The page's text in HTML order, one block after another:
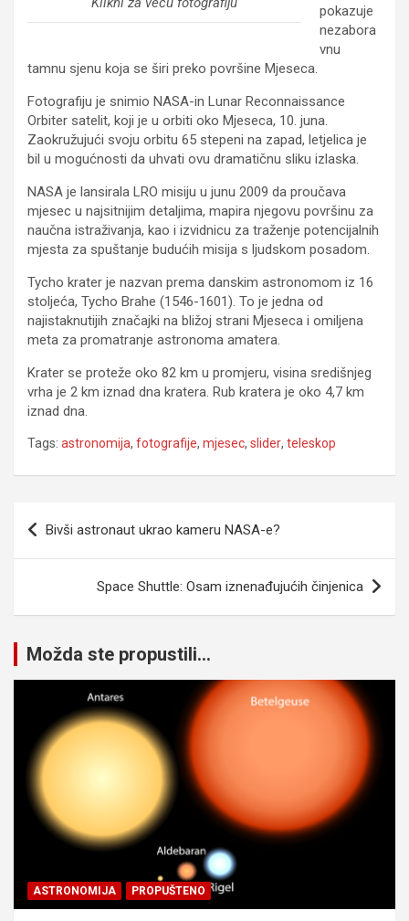
pokazuje
nezabora
vnu
tamnu sjenu koja se širi preko površine Mjeseca.
Fotografiju je snimio NASA-in Lunar Reconnaissance
Orbiter satelit, koji je u orbiti oko Mjeseca, 10. juna.
Zaokružujući svoju orbitu 65 stepeni na zapad, letjelica je
bil u mogućnosti da uhvati ovu dramatičnu sliku izlaska.
NASA je lansirala LRO misiju u junu 2009 da proučava
mjesec u najsitnijim detaljima, mapira njegovu površinu za
naučna istraživanja, kao i izvidnicu za traženje potencijalnih
mjesta za spuštanje budućih misija s ljudskom posadom.
Tycho krater je nazvan prema danskim astronomom iz 16
stoljeća, Tycho Brahe (1546-1601). To je jedna od
najistaknutijih značajki na bližoj strani Mjeseca i omiljena
meta za promatranje astronoma amatera.
Krater se proteže oko 82 km u promjeru, visina središnjeg
vrha je 2 km iznad dna kratera. Rub kratera je oko 4,7 km
iznad dna.
Tags: astronomija, fotografije, mjesec, slider, teleskop
Navigacija
članaka
Bivši astronaut ukrao kameru NASA-e?
Space Shuttle: Osam iznenađujućih činjenica
Možda ste propustili...
ASTRONOMIJA PROPUŠTENO